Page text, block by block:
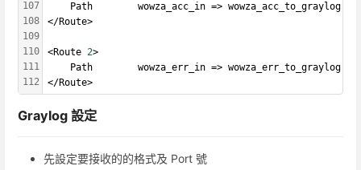
107
108
109
110
111
112
    Path        wowza_acc_in => wowza_acc_to_graylog
</Route>
<Route 2>
    Path        wowza_err_in => wowza_err_to_graylog
</Route>
Graylog 設定
先設定要接收的的格式及 Port 號